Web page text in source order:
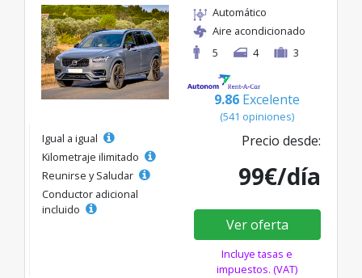
Automático
Aire acondicionado
5
4 3
9.86 Excelente
(541 opiniones)
Igual a igual
Kilometraje ilimitado
Reunirse y Saludar
Conductor adicional
incluido
Precio desde:
99€/día
Ver oferta
Incluye tasas e
impuestos. (VAT)